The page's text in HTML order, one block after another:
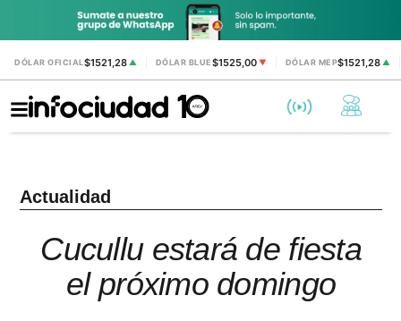
DÓLAR OFICIAL$1521,28 ▲ DÓLAR BLUE$1525,00 ▼ DÓLAR MEP$1521,28▲
Actualidad
Cucullu estará de fiesta
el próximo domingo